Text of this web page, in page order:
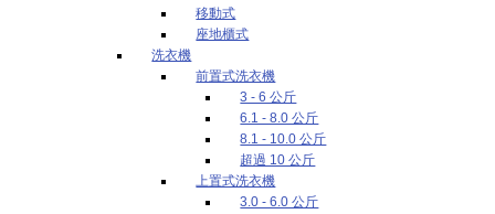
移動式
座地櫃式
洗衣機
前置式洗衣機
3 - 6 公斤
6.1 - 8.0 公斤
8.1 - 10.0 公斤
超過 10 公斤
上置式洗衣機
3.0 - 6.0 公斤